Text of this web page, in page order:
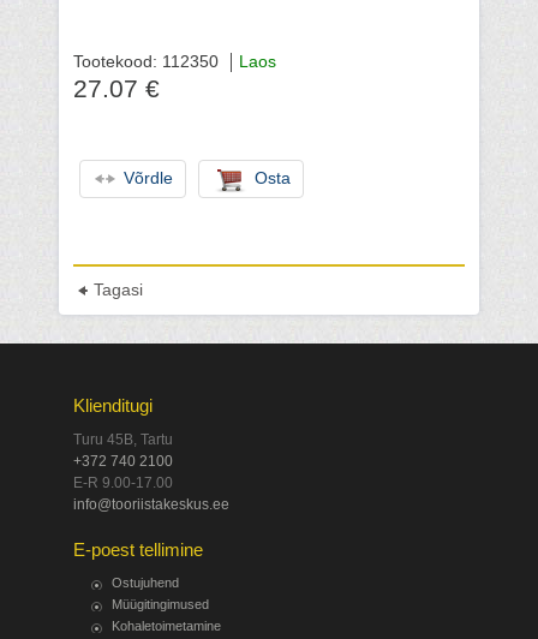
Tootekood: 112350 Laos
27.07 €
Võrdle Osta
Tagasi
Klienditugi
Turu 45B, Tartu
+372 740 2100
E-R 9.00-17.00
info@tooriistakeskus.ee
E-poest tellimine
Ostujuhend
Müügitingimused
Kohaletoimetamine